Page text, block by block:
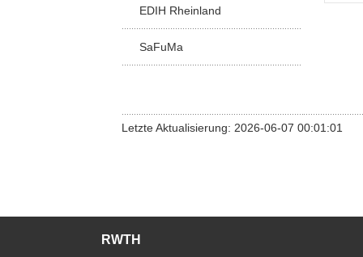
EDIH Rheinland
SaFuMa
Letzte Aktualisierung: 2026-06-07 00:01:01
RWTH